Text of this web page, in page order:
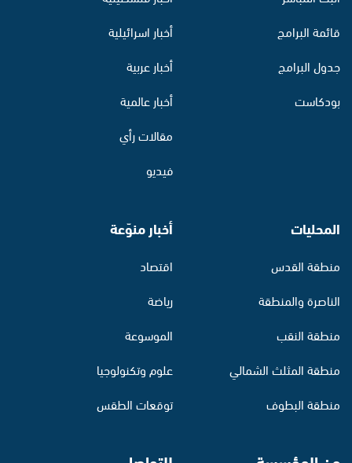
قائمة البرامج
جدول البرامج
بودكاست
أخبار اسرائيلية
أخبار عربية
أخبار عالمية
مقالات رأي
فيديو
المحليات
منطقة القدس
الناصرة والمنطقة
منطقة النقب
منطقة المثلث الشمالي
منطقة البطوف
أخبار منوّعة
اقتصاد
رياضة
الموسوعة
علوم وتكنولوجيا
توقعات الطقس